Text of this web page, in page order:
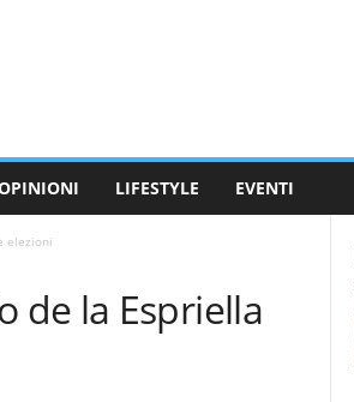
LIFESTYLE EVENTI
elezioni
de la Espriella